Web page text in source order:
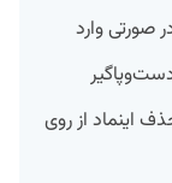
صورتی وارد
اینماد از روی